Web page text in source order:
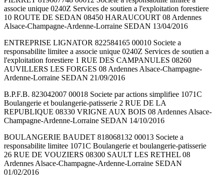
associe unique 0240Z Services de soutien a l'exploitation forestiere
10 ROUTE DE SEDAN 08450 HARAUCOURT 08 Ardennes
Alsace-Champagne-Ardenne-Lorraine SEDAN 13/04/2016
ENTREPRISE LIGNATOR 822584165 00010 Societe a
responsabilite limitee a associe unique 0240Z Services de soutien a
l'exploitation forestiere 1 RUE DES CAMPANULES 08260
AUVILLERS LES FORGES 08 Ardennes Alsace-Champagne-
Ardenne-Lorraine SEDAN 21/09/2016
B.P.F.B. 823042007 00018 Societe par actions simplifiee 1071C
Boulangerie et boulangerie-patisserie 2 RUE DE LA
REPUBLIQUE 08330 VRIGNE AUX BOIS 08 Ardennes Alsace-
Champagne-Ardenne-Lorraine SEDAN 14/10/2016
BOULANGERIE BAUDET 818068132 00013 Societe a
responsabilite limitee 1071C Boulangerie et boulangerie-patisserie
26 RUE DE VOUZIERS 08300 SAULT LES RETHEL 08
Ardennes Alsace-Champagne-Ardenne-Lorraine SEDAN
01/02/2016